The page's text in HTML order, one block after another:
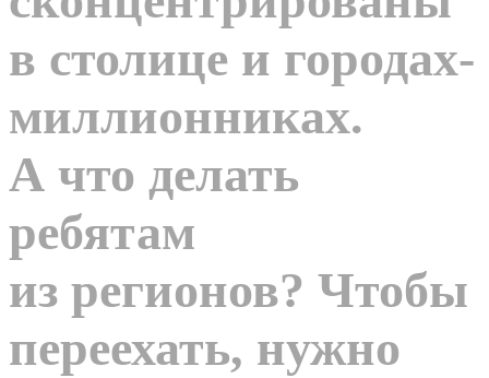
в столице и городах-
миллионниках.
А что делать
ребятам
из регионов? Чтобы
переехать, нужно